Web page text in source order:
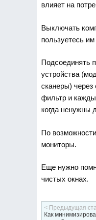
влияет на
Выключать
пользуетесь
Подсоединять
устройства
сканеры) через
фильтр и
когда ненужны
По
мониторы.
Еще нужно
чистых окнах.
< Предыдущая
Как